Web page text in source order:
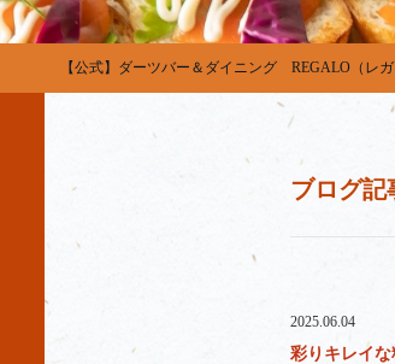
【公式】ダーツバー＆ダイニング REGALO（レ
ブログ記
2025.06.04
彩りキレイ